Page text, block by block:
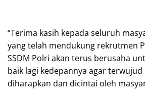
“Terima kasih kepada seluruh
yang telah mendukung rekrutmen
SSDM Polri akan terus berusaha
baik lagi kedepannya agar terwujud
diharapkan dan dicintai oleh